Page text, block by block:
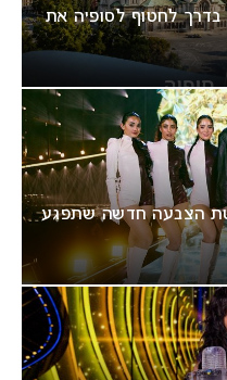
2027: בורגס בדרך לחטוף לסופיה את
לאמץ שיטת הצבעה חדשה שתפגע